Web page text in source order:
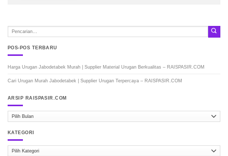
POS-POS TERBARU
Harga Urugan Jabodetabek Murah | Supplier Material Urugan Berkualitas – RAISPASIR.COM
Cari Urugan Murah Jabodetabek | Supplier Urugan Terpercaya – RAISPASIR.COM
ARSIP RAISPASIR.COM
ARSIP
KATEGORI
Kategori